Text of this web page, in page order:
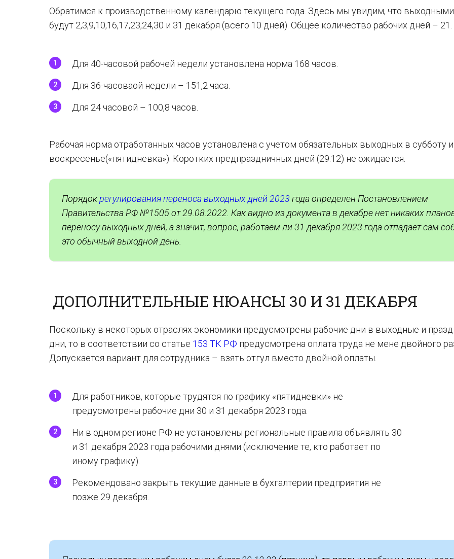
Обратимся к производственному календарю текущего года. Здесь мы увидим, что
будут 2,3,9,10,16,17,23,24,30 и 31 декабря (всего 10 дней). Общее количество рабочих дней – 21.
Для 40-часовой рабочей недели установлена норма 168 часов.
Для 36-часоваой недели – 151,2 часа.
Для 24 часовой – 100,8 часов.
Рабочая норма отработанных часов установлена с учетом обязательных выходных в субботу и
воскресенье(«пятидневка»). Коротких предпраздничных дней (29.12) не ожидается.
Порядокрегулирования переноса выходных дней 2023 года определен Постановлением
Правительства РФ №1505 от 29.08.2022. Как видно из документа в декабре нет никаких
переносу выходных дней, а значит, вопрос, работаем ли 31 декабря 2023 года отпадает сам
это обычный выходной день.
ДОПОЛНИТЕЛЬНЫЕ НЮАНСЫ 30 И 31 ДЕКАБРЯ
Поскольку в некоторых отраслях экономики предусмотрены рабочие дни в выходные и
дни, то в соответствии со статье 153 ТК РФ предусмотрена оплата труда не мене двойного
Допускается вариант для сотрудника – взять отгул вместо двойной оплаты.
Для работников, которые трудятся по графику «пятидневки» не
предусмотрены рабочие дни 30 и 31 декабря 2023 года.
Ни в одном регионе РФ не установлены региональные правила объявлять 30
и 31 декабря 2023 года рабочими днями (исключение те, кто работает по
иному графику).
Рекомендовано закрыть текущие данные в бухгалтерии предприятия не
позже 29 декабря.